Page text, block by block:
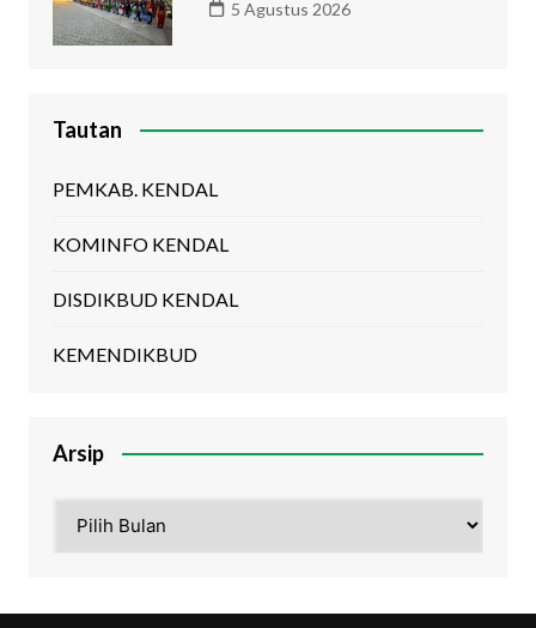
5 Agustus 2026
Tautan
PEMKAB. KENDAL
KOMINFO KENDAL
DISDIKBUD KENDAL
KEMENDIKBUD
Arsip